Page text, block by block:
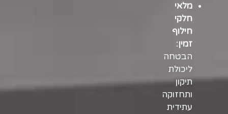
מלאי
חלקי
חילוף
זמין:
הבטחה
ליכולת
תיקון
ותחזוקה
עתידית